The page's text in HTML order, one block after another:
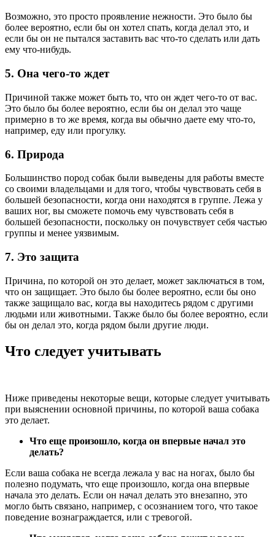
Возможно, это просто проявление нежности. Это было бы
более вероятно, если бы он хотел спать, когда делал это, и
если бы он не пытался заставить вас что-то сделать или дать
ему что-нибудь.
5. Она чего-то ждет
Причиной также может быть то, что он ждет чего-то от вас.
Это было бы более вероятно, если бы он делал это чаще
примерно в то же время, когда вы обычно даете ему что-то,
например, еду или прогулку.
6. Природа
Большинство пород собак были выведены для работы вместе
со своими владельцами и для того, чтобы чувствовать себя в
большей безопасности, когда они находятся в группе. Лежа у
ваших ног, вы сможете помочь ему чувствовать себя в
большей безопасности, поскольку он почувствует себя частью
группы и менее уязвимым.
7. Это защита
Причина, по которой он это делает, может заключаться в том,
что он защищает. Это было бы более вероятно, если бы оно
также защищало вас, когда вы находитесь рядом с другими
людьми или животными. Также было бы более вероятно, если
бы он делал это, когда рядом были другие люди.
Что следует учитывать
Ниже приведены некоторые вещи, которые следует учитывать
при выяснении основной причины, по которой ваша собака
это делает.
Что еще произошло, когда он впервые начал это
делать?
Если ваша собака не всегда лежала у вас на ногах, было бы
полезно подумать, что еще произошло, когда она впервые
начала это делать. Если он начал делать это внезапно, это
могло быть связано, например, с осознанием того, что такое
поведение вознаграждается, или с тревогой.